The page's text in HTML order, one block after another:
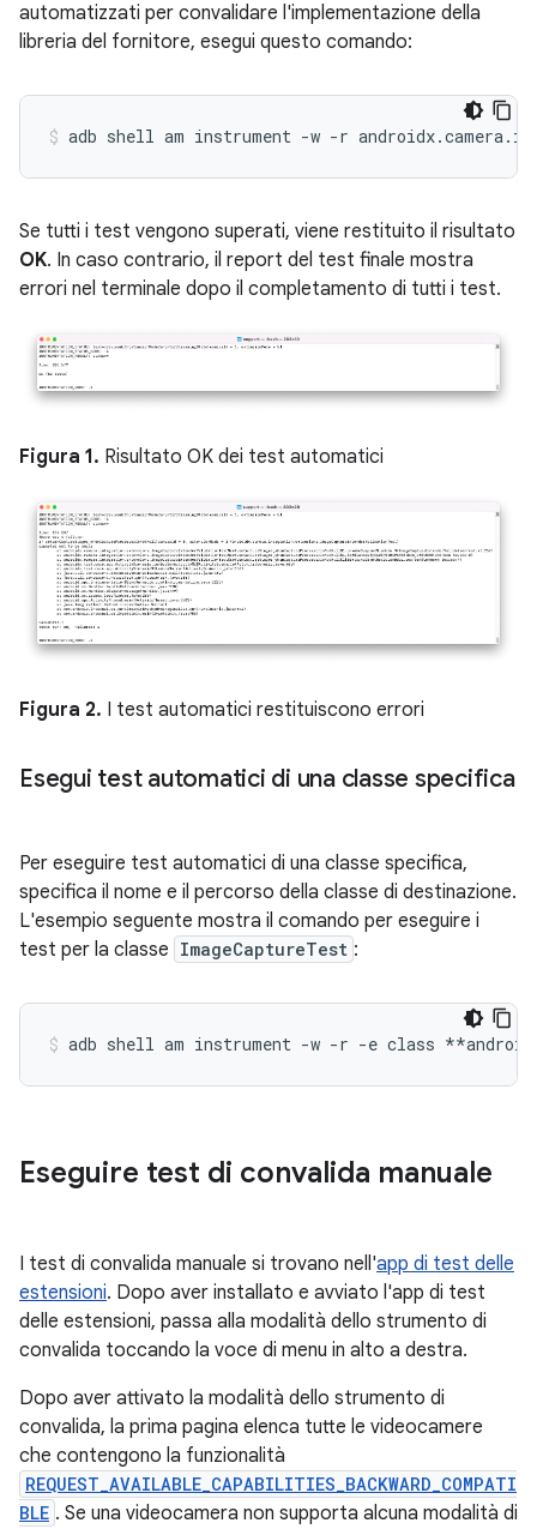
automatizzati per convalidare l'implementazione della
libreria del fornitore, esegui questo comando:
adb shell am instrument -w -r
Se tutti i test vengono superati, viene restituito il risultato
OK. In caso contrario, il report del test finale mostra
errori nel terminale dopo il completamento di tutti i test.
Figura 1. Risultato OK dei test automatici
Figura 2. I test automatici restituiscono errori
Esegui test automatici di una classe specifica
Per eseguire test automatici di una classe specifica,
specifica il nome e il percorso della classe di destinazione.
L'esempio seguente mostra il comando per eseguire i
test per la classe ImageCaptureTest :
adb shell am instrument -w -r -e class
Eseguire test di convalida manuale
I test di convalida manuale si trovano nell'app di test delle
estensioni. Dopo aver installato e avviato l'app di test
delle estensioni, passa alla modalità dello strumento di
convalida toccando la voce di menu in alto a destra.
Dopo aver attivato la modalità dello strumento di
convalida, la prima pagina elenca tutte le videocamere
che contengono la funzionalità
REQUEST_AVAILABLE_CAPABILITIES_BACKWARD_COMPATI
BLE . Se una videocamera non supporta alcuna modalità di